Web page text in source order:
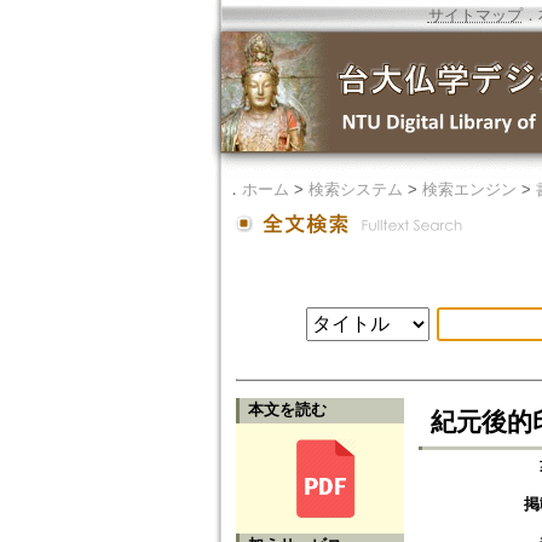
サイトマップ．
． ホーム > 検索システム > 検索エンジン >
本文を読む 紀元後的